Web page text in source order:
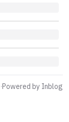
·Powered by Inblog